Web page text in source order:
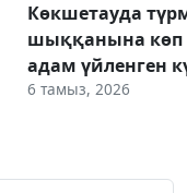
Көкшетауда
шыққанына көп
адам үйленген
6 тамыз, 2026